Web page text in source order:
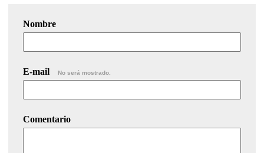
Nombre
E-mail No será mostrado.
Comentario